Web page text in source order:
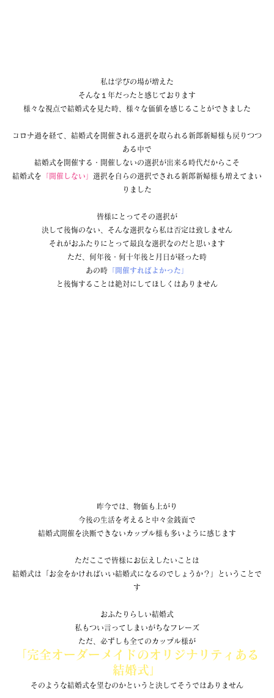
私は学びの場が増えた
そんな１年だったと感じております
様々な視点で結婚式を見た時、様々な価値を感じることができました
コロナ過を経て、結婚式を開催される選択を取られる新郎新婦様も戻りつつ
ある中で
結婚式を開催する・開催しないの選択が出来る時代だからこそ
結婚式を 「開催しない」 選択を自らの選択でされる新郎新婦様も増えてまい
りました
皆様にとってその選択が
決して後悔のない、そんな選択なら私は否定は致しません
それがおふたりにとって最良な選択なのだと思います
ただ、何年後・何十年後と月日が経った時
あの時 「開催すればよかった」
と後悔することは絶対にしてほしくはありません
昨今では、物価も上がり
今後の生活を考えると中々金銭面で
結婚式開催を決断できないカップル様も多いように感じます
ただここで皆様にお伝えしたいことは
結婚式は「お金をかければいい結婚式になるのでしょうか？」ということで
す
おふたりらしい結婚式
私もつい言ってしまいがちなフレーズ
ただ、必ずしも全てのカップル様が
「完全オーダーメイドのオリジナリティある
結婚式」
そのような結婚式を望むのかというと決してそうではありません